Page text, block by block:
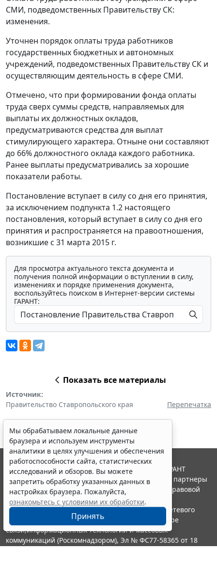
СМИ, подведомственных Правительству СК:
изменения.
Уточнен порядок оплаты труда работников
государственных бюджетных и автономных
учреждений, подведомственных Правительству СК и
осуществляющим деятельность в сфере СМИ.
Отмечено, что при формировании фонда оплаты
труда сверх суммы средств, направляемых для
выплаты их должностных окладов,
предусматриваются средства для выплат
стимулирующего характера. Отныне они составляют
до 66% должностного оклада каждого работника.
Ранее выплаты предусматривались за хорошие
показатели работы.
Постановление вступает в силу со дня его принятия,
за исключением подпункта 1.2 настоящего
постановления, который вступает в силу со дня его
принятия и распространяется на правоотношения,
возникшие с 31 марта 2015 г.
Для просмотра актуального текста документа и
получения полной информации о вступлении в силу,
изменениях и порядке применения документа,
воспользуйтесь поиском в Интернет-версии системы
ГАРАНТ:
Показать все материалы
Источник:
Правительство Ставропольского края
Перепечатка
Мы обрабатываем локальные данные
браузера и используем инструменты
аналитики в целях улучшения и обеспечения
работоспособности сайта, статистических
исследований и обзоров. Вы можете
запретить обработку указанных данных в
настройках браузера. Пожалуйста,
ознакомьтесь с условиями их обработки.
Принять
© ООО "НПП "ГАРАНТ-СЕРВИС", 2026. Система ГАРАНТ
выпускается с 1990 года. Компания "Гарант" и ее партнеры
являются участниками Российской ассоциации правовой
информации ГАРАНТ.
Портал ГАРАНТ.РУ зарегистрирован в качестве сетевого
издания Федеральной службой по надзору в сфере
связи,информационных технологий и массовых
коммуникаций (Роскомнадзором), Эл № ФС77-58365 от 18